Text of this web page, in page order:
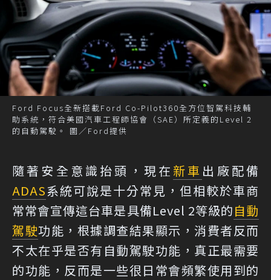
Ford Focus全新搭載Ford Co-Pilot360全方位智駕科技輔
助系統，符合美國汽車工程師協會（SAE）所定義的Level 2
的自動駕駛。 圖／Ford提供
隨著安全意識抬頭，現在 新車 出廠配備
ADAS系統可說是十分常見，但相較於車商
常常會宣傳這台車是具備Level 2等級的自動
駕駛功能，根據調查結果顯示，消費者反而
不太在乎是否有自動駕駛功能，真正最需要
的功能，反而是一些很日常會頻繁使用到的